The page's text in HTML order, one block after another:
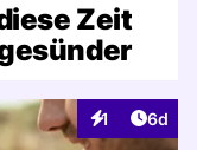
Zeit
1
Interaktionen
6d